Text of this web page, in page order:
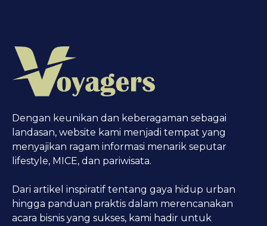
Dengan keunikan dan keberagaman sebagai
landasan, website kami menjadi tempat yang
menyajikan ragam informasi menarik seputar
lifestyle, MICE, dan pariwisata.
Dari artikel inspiratif tentang gaya hidup urban
hingga panduan praktis dalam merencanakan
acara bisnis yang sukses, kami hadir untuk